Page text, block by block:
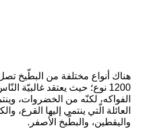
هناك أنواع مختلفة من البطّيخ
1200 نوع؛ حيث يعتقد غالبيّة
الفواكه، لكنّه من الخضروات،
العائلة الّتي ينتمي إليها القرع،
واليقطين، والبطّيخ الأصفر.